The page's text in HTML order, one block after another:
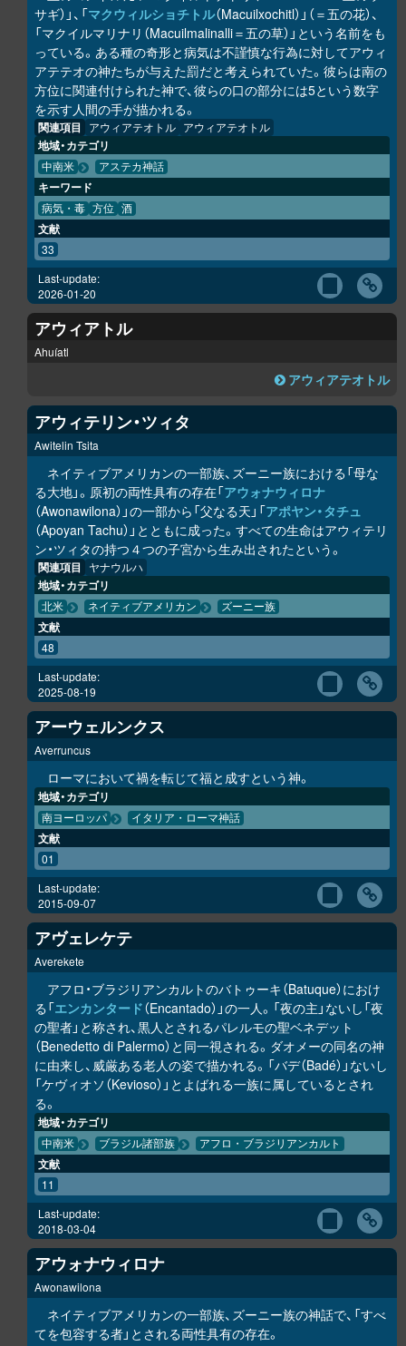
サギ）」、「マクウィルショチトル（Macuilxochitl）」（＝五の花）、
「マクイルマリナリ（Macuilmalinalli＝五の草）」という名前をも
っている。ある種の奇形と病気は不謹慎な行為に対してアウィ
アテテオの神たちが与えた罰だと考えられていた。彼らは南の
方位に関連付けられた神で、彼らの口の部分には5という数字
を示す人間の手が描かれる。
関連項目 アウィアテオトル アウィアテオトル
地域・カテゴリ
中南米 アステカ神話
キーワード
病気・毒 方位 酒
文献
33
Last-update:
2026-01-20
アウィアトル
Ahuíatl
アウィアテオトル
アウィテリン・ツィタ
Awitelin Tsita
ネイティブアメリカンの一部族、ズーニー族における「母な
る大地」。原初の両性具有の存在「アウォナウィロナ
（Awonawilona）」の一部から「父なる天」「アポヤン・タチュ
（Apoyan Tachu）」とともに成った。すべての生命はアウィテリ
ン・ツィタの持つ４つの子宮から生み出されたという。
関連項目 ヤナウルハ
地域・カテゴリ
北米 ネイティブアメリカン ズーニー族
文献
48
Last-update:
2025-08-19
アーウェルンクス
Averruncus
ローマにおいて禍を転じて福と成すという神。
地域・カテゴリ
南ヨーロッパ イタリア・ローマ神話
文献
01
Last-update:
2015-09-07
アヴェレケテ
Averekete
アフロ・ブラジリアンカルトのバトゥーキ（Batuque）におけ
る「エンカンタード（Encantado）」の一人。「夜の主」ないし「夜
の聖者」と称され、黒人とされるパレルモの聖ベネデット
（Benedetto di Palermo）と同一視される。ダオメーの同名の神
に由来し、威厳ある老人の姿で描かれる。「バデ（Badé）」ないし
「ケヴィオソ（Kevioso）」とよばれる一族に属しているとされ
る。
地域・カテゴリ
中南米 ブラジル諸部族 アフロ・ブラジリアンカルト
文献
11
Last-update:
2018-03-04
アウォナウィロナ
Awonawilona
ネイティブアメリカンの一部族、ズーニー族の神話で、「すべ
てを包容する者」とされる両性具有の存在。